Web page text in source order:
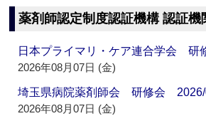
薬剤師認定制度認証機構 認証機
日本プライマリ・ケア連合学会
2026年08月07日 (金)
埼玉県病院薬剤師会 研修会
2026年08月07日 (金)